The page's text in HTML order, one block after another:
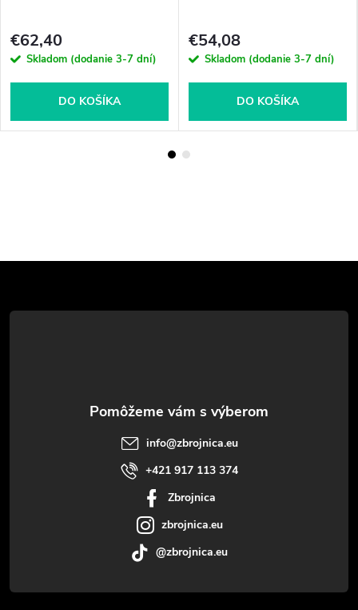
€62,40
Skladom (dodanie 3-7 dní)
DO KOŠÍKA
€54,08
Skladom (dodanie 3-7 dní)
DO KOŠÍKA
á
info@zbrojnica.eu
+421 917 113 374
Zbrojnica
zbrojnica.eu
@zbrojnica.eu